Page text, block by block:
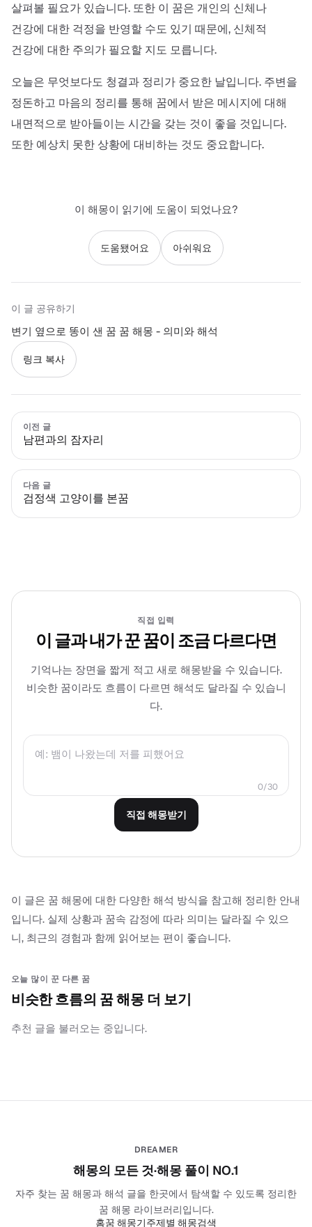
살펴볼 필요가 있습니다. 또한 이 꿈은 개인의 신체나
건강에 대한 걱정을 반영할 수도 있기 때문에, 신체적
건강에 대한 주의가 필요할 지도 모릅니다.
오늘은 무엇보다도 청결과 정리가 중요한 날입니다. 주변을
정돈하고 마음의 정리를 통해 꿈에서 받은 메시지에 대해
내면적으로 받아들이는 시간을 갖는 것이 좋을 것입니다.
또한 예상치 못한 상황에 대비하는 것도 중요합니다.
이 해몽이 읽기에 도움이 되었나요?
도움됐어요 아쉬워요
이 글 공유하기
변기 옆으로 똥이 샌 꿈 꿈 해몽 - 의미와 해석
링크 복사
이전 글
남편과의 잠자리
다음 글
검정색 고양이를 본꿈
직접 입력
이 글과 내가 꾼 꿈이 조금 다르다면
기억나는 장면을 짧게 적고 새로 해몽받을 수 있습니다.
비슷한 꿈이라도 흐름이 다르면 해석도 달라질 수 있습니
다.
0/30
직접 해몽받기
이 글은 꿈 해몽에 대한 다양한 해석 방식을 참고해 정리한 안내
입니다. 실제 상황과 꿈속 감정에 따라 의미는 달라질 수 있으
니, 최근의 경험과 함께 읽어보는 편이 좋습니다.
오늘 많이 꾼 다른 꿈
비슷한 흐름의 꿈 해몽 더 보기
추천 글을 불러오는 중입니다.
DREAMER
해몽의 모든 것·해몽 풀이 NO.1
자주 찾는 꿈 해몽과 해석 글을 한곳에서 탐색할 수 있도록 정리한
꿈 해몽 라이브러리입니다.
홈꿈 해몽기주제별 해몽검색